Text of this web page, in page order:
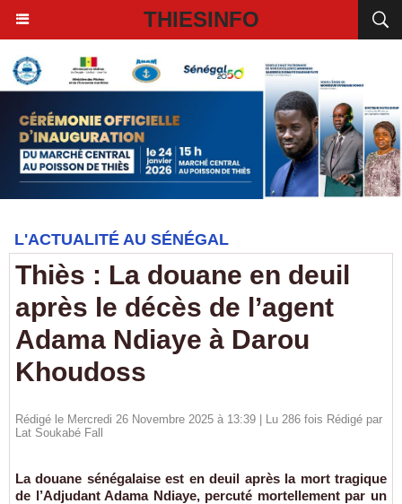
THIESINFO
L'ACTUALITÉ AU SÉNÉGAL
Thiès : La douane en deuil
après le décès de l’agent
Adama Ndiaye à Darou
Khoudoss
Rédigé le Mercredi 26 Novembre 2025 à 13:39 | Lu 286 fois Rédigé par
Lat Soukabé Fall
La douane sénégalaise est en deuil après la mort tragique
de l’Adjudant Adama Ndiaye, percuté mortellement par un